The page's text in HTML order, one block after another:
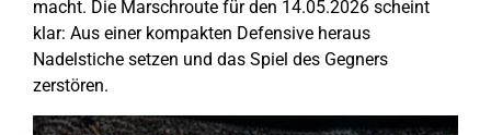
macht. Die Marschroute für den 14.05.2026 scheint
klar: Aus einer kompakten Defensive heraus
Nadelstiche setzen und das Spiel des Gegners
zerstören.